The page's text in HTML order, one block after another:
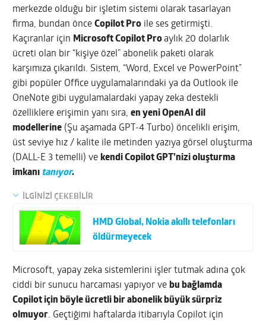
merkezde olduğu bir işletim sistemi olarak tasarlayan
firma, bundan önceCopilot Pro ile ses getirmişti.
Kaçıranlar için Microsoft Copilot Proaylık 20 dolarlık
ücreti olan bir “kişiye özel” abonelik paketi olarak
karşımıza çıkarıldı. Sistem, “Word, Excel ve PowerPoint”
gibi popüler Office uygulamalarındaki ya da Outlook ile
OneNote gibi uygulamalardaki yapay zeka destekli
özelliklere erişimin yanı sıra,en yeni OpenAI dil
modellerine (Şu aşamada GPT-4 Turbo) öncelikli erişim,
üst seviye hız / kalite ile metinden yazıya görsel oluşturma
(DALL-E 3 temelli) ve kendi Copilot GPT’nizi oluşturma
imkanı tanıyor.
İLGİNİZİ ÇEKEBİLİR
HMD Global, Nokia akıllı telefonları
öldürmeyecek
Microsoft, yapay zeka sistemlerini işler tutmak adına çok
ciddi bir sunucu harcaması yapıyor ve bu bağlamda
Copilot için böyle ücretli bir abonelik büyük sürpriz
olmuyor. Geçtiğimi haftalarda itibarıyla Copilot için